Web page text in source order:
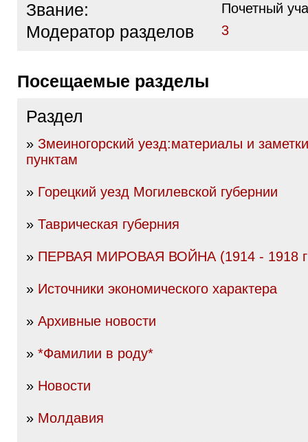
Звание: Почетный
Модератор разделов 3
Посещаемые разделы
Раздел
» Змеиногорский уезд:материалы и
пунктам
» Горецкий уезд Могилевской губернии
» Таврическая губерния
» ПЕРВАЯ МИРОВАЯ ВОЙНА (1914 - 1918
» Источники экономического характера
» Архивные новости
» *Фамилии в роду*
» Новости
» Молдавия